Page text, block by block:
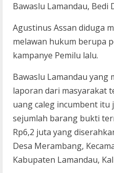
Bawaslu Lamandau, Bedi
Agustinus Assan diduga
melawan hukum berupa
kampanye Pemilu lalu.
Bawaslu Lamandau yang
laporan dari masyarakat
uang caleg incumbent itu
sejumlah barang bukti
Rp6,2 juta yang
Desa Merambang,
Kabupaten Lamandau,